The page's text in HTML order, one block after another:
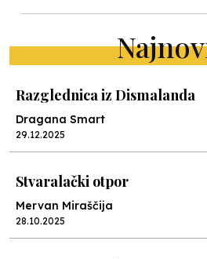
Razglednica iz Dismalanda
Dragana Smart
29.12.2025
Stvaralački otpor
Mervan Miraščija
28.10.2025